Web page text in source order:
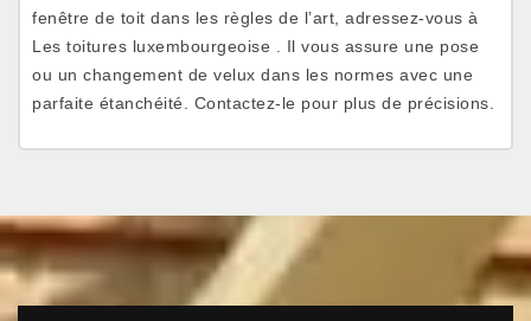
fenêtre de toit dans les règles de l’art, adressez-vous à
Les toitures luxembourgeoise . Il vous assure une pose
ou un changement de velux dans les normes avec une
parfaite étanchéité. Contactez-le pour plus de précisions.